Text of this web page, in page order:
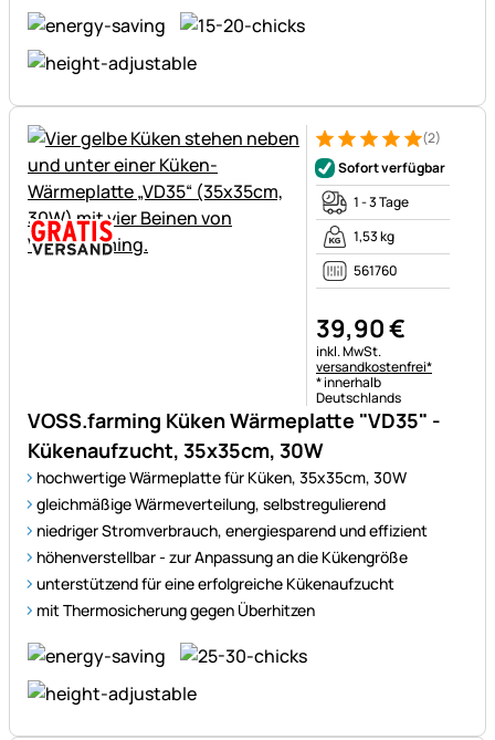
VOSS.farming Küken Wärmeplatte "VD35" -
Kükenaufzucht, 35x35cm, 30W
hochwertige Wärmeplatte für Küken, 35x35cm, 30W
gleichmäßige Wärmeverteilung, selbstregulierend
niedriger Stromverbrauch, energiesparend und effizient
höhenverstellbar - zur Anpassung an die Kükengröße
unterstützend für eine erfolgreiche Kükenaufzucht
mit Thermosicherung gegen Überhitzen
Bewertung: 5 von 5 (2
2 Bewertungen
(2)
Sofort verfügbar
1 - 3 Tage
1,53 kg
561760
39,90€
Steuerhinweis:
inkl. MwSt.
versandkostenfrei*
* innerhalb
Deutschlands